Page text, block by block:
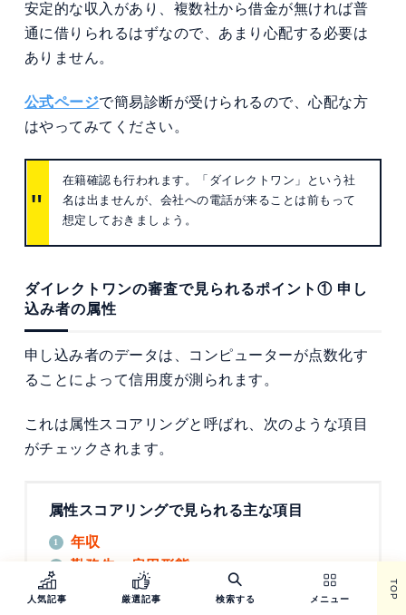
安定的な収入があり、複数社から借金が無ければ普
通に借りられるはずなので、あまり心配する必要は
ありません。
公式ページで簡易診断が受けられるので、心配な方
はやってみてください。
在籍確認も行われます。「ダイレクトワン」という社
名は出ませんが、会社への電話が来ることは前もって
想定しておきましょう。
ダイレクトワンの審査で見られるポイント① 申し
込み者の属性
申し込み者のデータは、コンピューターが点数化す
ることによって信用度が測られます。
これは属性スコアリングと呼ばれ、次のような項目
がチェックされます。
属性スコアリングで見られる主な項目
年収
勤務先・雇用形態
人気記事 厳選記事 検索する メニュー TOP